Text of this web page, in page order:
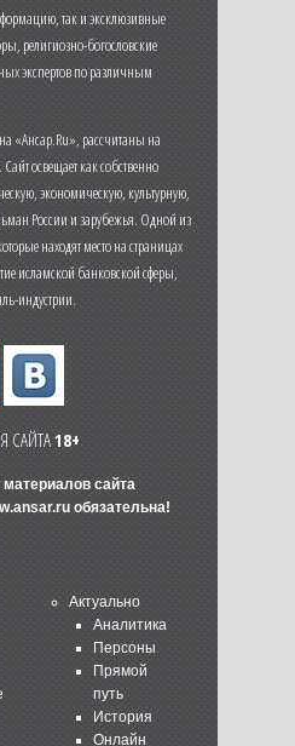
так и эксклюзивные
религиозно-богословские
экспертов по различным
«Ансар.Ru», рассчитаны на
освещает как собственно
экономическую, культурную,
России и зарубежья. Одной из
находят место на страницах
исламской банковской сферы,
индустрии.
САЙТА18+
сайта
обязательна!
Актуально
Аналитика
Персоны
Прямой
путь
История
Онлайн